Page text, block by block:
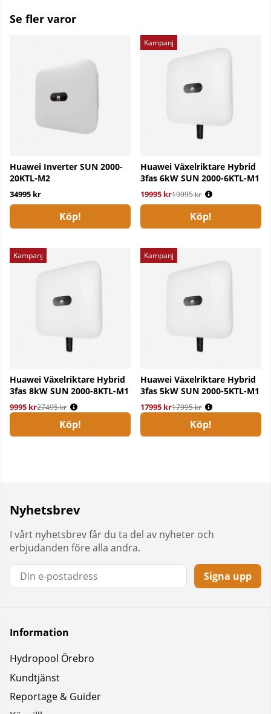
Se fler varor
Huawei Inverter SUN 2000-
20KTL-M2
34995 kr
Köp!
Kampanj
Huawei Växelriktare Hybrid
3fas 6kW SUN 2000-6KTL-M1
19995 kr
Ordinarie pris:
19995 kr
Köp!
Kampanj
Huawei Växelriktare Hybrid
3fas 8kW SUN 2000-8KTL-M1
9995 kr
Ordinarie pris:
27495 kr
Köp!
Kampanj
Huawei Växelriktare Hybrid
3fas 5kW SUN 2000-5KTL-M1
17995 kr
Ordinarie pris:
17995 kr
Köp!
Nyhetsbrev
I vårt nyhetsbrev får du ta del av nyheter och
erbjudanden före alla andra.
Signa upp
Information
Hydropool Örebro
Kundtjänst
Reportage & Guider